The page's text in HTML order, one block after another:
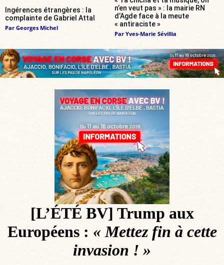
Ingérences étrangères : la
complainte de Gabriel Attal
Par Georges Michel
n’en veut pas » : la mairie RN
d’Agde face à la meute
« antiraciste »
Par Yves-Marie Sévillia
[L’ÉTÉ BV] Trump aux
Européens : « Mettez fin à cette
invasion ! »